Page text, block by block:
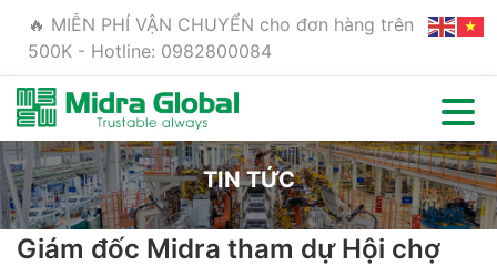
🔥 MIỄN PHÍ VẬN CHUYỂN cho đơn hàng trên
500K - Hotline: 0982800084
TIN TỨC
Giám đốc Midra tham dự Hội chợ